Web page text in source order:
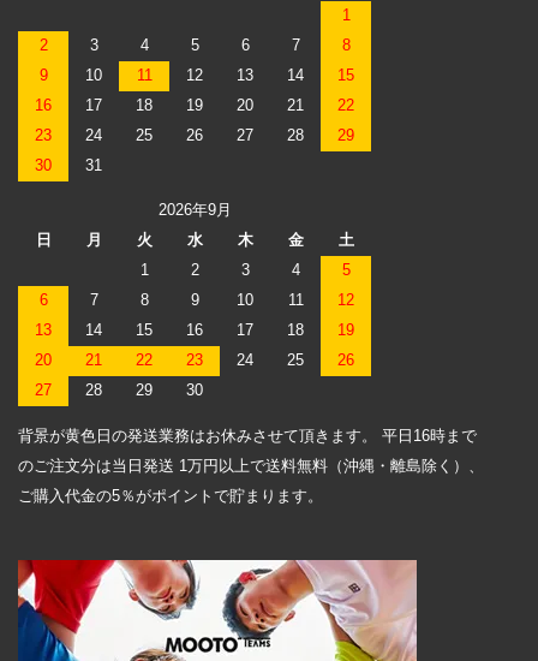
1
2
3 4 5 6 7
8
9
10 11 12 13 14
15
16
17 18 19 20 21
22
23
24 25 26 27 28
29
30
31
2026年9月
日
月 火 水 木 金
土
1
2 3 4
5
6
7 8 9 10 11
12
13
14 15 16 17 18
19
20
21 22 23 24 25
26
27
28 29 30
背景が黄色日の発送業務はお休みさせて頂きます。 平日16時まで
のご注文分は当日発送 1万円以上で送料無料（沖縄・離島除く）、
ご購入代金の5％がポイントで貯まります。